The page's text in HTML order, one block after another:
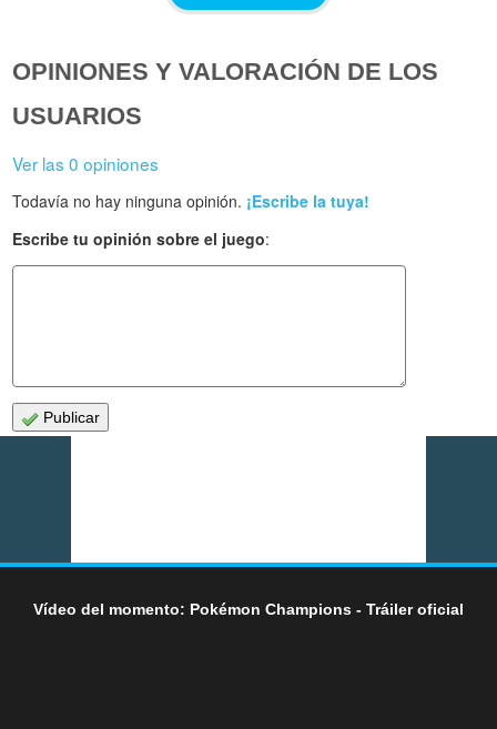
OPINIONES Y VALORACIÓN DE LOS
USUARIOS
Ver las 0 opiniones
Todavía no hay ninguna opinión. ¡Escribe la tuya!
Escribe tu opinión sobre el juego:
Publicar
Vídeo del momento: Pokémon Champions - Tráiler oficial